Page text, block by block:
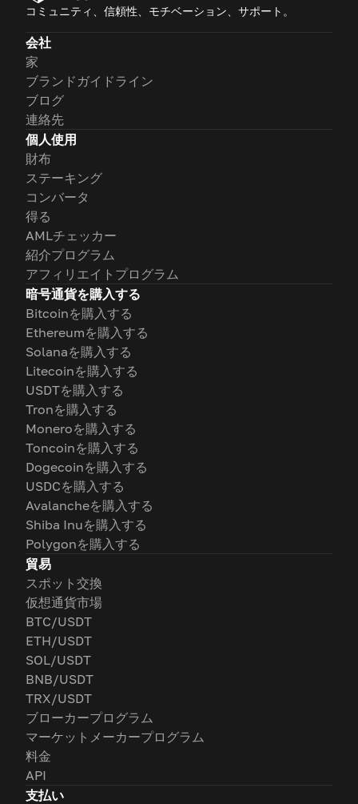
コミュニティ、信頼性、モチベーション、サポート。
会社
家
ブランドガイドライン
ブログ
連絡先
個人使用
財布
ステーキング
コンバータ
得る
AMLチェッカー
紹介プログラム
アフィリエイトプログラム
暗号通貨を購入する
Bitcoinを購入する
Ethereumを購入する
Solanaを購入する
Litecoinを購入する
USDTを購入する
Tronを購入する
Moneroを購入する
Toncoinを購入する
Dogecoinを購入する
USDCを購入する
Avalancheを購入する
Shiba Inuを購入する
Polygonを購入する
貿易
スポット交換
仮想通貨市場
BTC/USDT
ETH/USDT
SOL/USDT
BNB/USDT
TRX/USDT
ブローカープログラム
マーケットメーカープログラム
料金
API
支払い